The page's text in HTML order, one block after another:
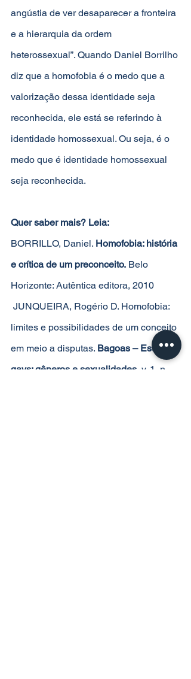
angústia de ver desaparecer a fronteira
e a hierarquia da ordem
heterossexual”. Quando Daniel Borrilho
diz que a homofobia é o medo que a
valorização dessa identidade seja
reconhecida, ele está se referindo à
identidade homossexual. Ou seja, é o
medo que é identidade homossexual
seja reconhecida.
Quer saber mais? Leia:
BORRILLO, Daniel. Homofobia: história
e crítica de um preconceito. Belo
Horizonte: Autêntica editora, 2010
limites e possibilidades de um conceito
em meio a disputas. Bagoas – Estudos
gays: gêneros e sexualidades , v. 1, n.